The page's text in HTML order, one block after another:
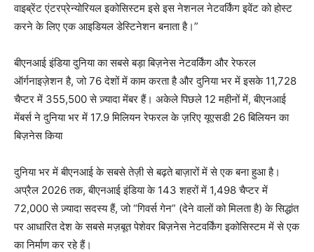
वाइब्रेंट एंटरप्रेन्योरियल इकोसिस्टम इसे इस नेशनल नेटवर्किंग इवेंट को होस्ट
करने के लिए एक आइडियल डेस्टिनेशन बनाता है।”
बीएनआई इंडिया दुनिया का सबसे बड़ा बिज़नेस नेटवर्किंग और रेफरल
ऑर्गनाइज़ेशन है, जो 76 देशों में काम करता है और दुनिया भर में इसके 11,728
चैप्टर में 355,500 से ज़्यादा मेंबर हैं। अकेले पिछले 12 महीनों में, बीएनआई
मेंबर्स ने दुनिया भर में 17.9 मिलियन रेफरल के ज़रिए यूएसडी 26 बिलियन का
बिज़नेस किया
दुनिया भर में बीएनआई के सबसे तेज़ी से बढ़ते बाज़ारों में से एक बना हुआ है।
अप्रैल 2026 तक, बीएनआई इंडिया के 143 शहरों में 1,498 चैप्टर में
72,000 से ज़्यादा सदस्य हैं, जो “गिवर्स गेन” (देने वालों को मिलता है) के सिद्धांत
पर आधारित देश के सबसे मज़बूत पेशेवर बिज़नेस नेटवर्किंग इकोसिस्टम में से एक
का निर्माण कर रहे हैं।